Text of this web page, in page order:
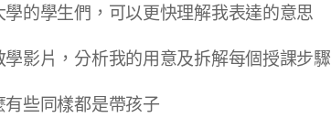
的學生們，可以更快理解我表達的意思
學影片，分析我的用意及拆解每個授課步驟
些同樣都是帶孩子